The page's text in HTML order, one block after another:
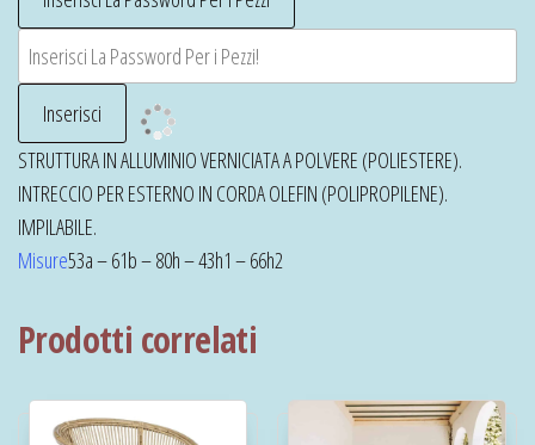
STRUTTURA IN ALLUMINIO VERNICIATA A POLVERE (POLIESTERE).
INTRECCIO PER ESTERNO IN CORDA OLEFIN (POLIPROPILENE).
IMPILABILE.
Misure53a – 61b – 80h – 43h1 – 66h2
Prodotti correlati